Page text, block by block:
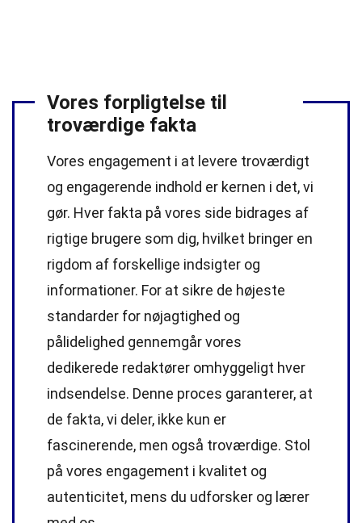
Vores forpligtelse til
troværdige fakta
Vores engagement i at levere troværdigt
og engagerende indhold er kernen i det, vi
gør. Hver fakta på vores side bidrages af
rigtige brugere som dig, hvilket bringer en
rigdom af forskellige indsigter og
informationer. For at sikre de højeste
standarder for nøjagtighed og
pålidelighed gennemgår vores
dedikerede redaktører omhyggeligt hver
indsendelse. Denne proces garanterer, at
de fakta, vi deler, ikke kun er
fascinerende, men også troværdige. Stol
på vores engagement i kvalitet og
autenticitet, mens du udforsker og lærer